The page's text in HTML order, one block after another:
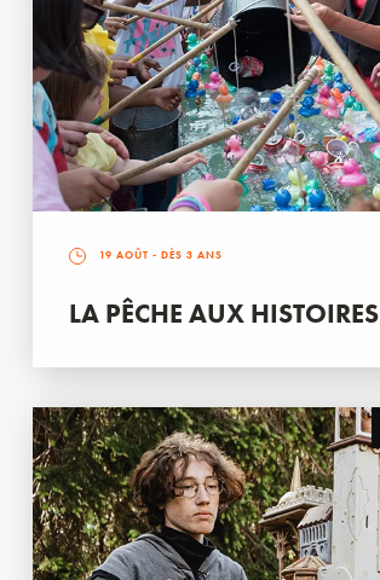
19 AOÛT - DÈS 3 ANS
LA PÊCHE AUX HISTOIRES